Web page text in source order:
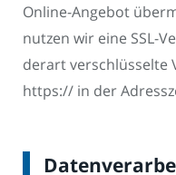
Online-Angebot
nutzen wir eine SSL-
derart verschlüsselte
https:// in der